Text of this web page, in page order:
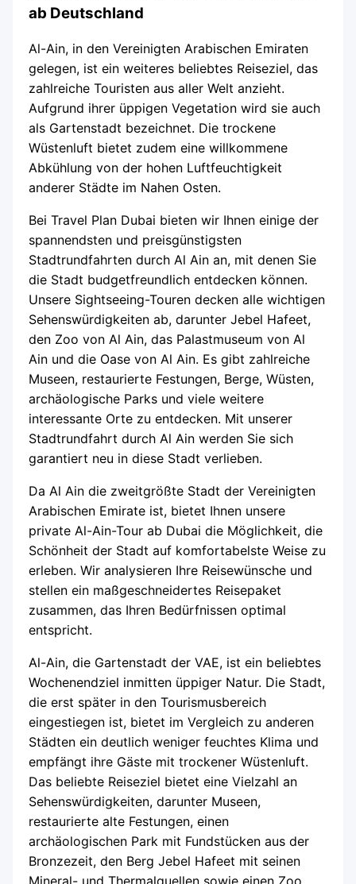
ab Deutschland
Al-Ain, in den Vereinigten Arabischen Emiraten
gelegen, ist ein weiteres beliebtes Reiseziel, das
zahlreiche Touristen aus aller Welt anzieht.
Aufgrund ihrer üppigen Vegetation wird sie auch
als Gartenstadt bezeichnet. Die trockene
Wüstenluft bietet zudem eine willkommene
Abkühlung von der hohen Luftfeuchtigkeit
anderer Städte im Nahen Osten.
Bei Travel Plan Dubai bieten wir Ihnen einige der
spannendsten und preisgünstigsten
Stadtrundfahrten durch Al Ain an, mit denen Sie
die Stadt budgetfreundlich entdecken können.
Unsere Sightseeing-Touren decken alle wichtigen
Sehenswürdigkeiten ab, darunter Jebel Hafeet,
den Zoo von Al Ain, das Palastmuseum von Al
Ain und die Oase von Al Ain. Es gibt zahlreiche
Museen, restaurierte Festungen, Berge, Wüsten,
archäologische Parks und viele weitere
interessante Orte zu entdecken. Mit unserer
Stadtrundfahrt durch Al Ain werden Sie sich
garantiert neu in diese Stadt verlieben.
Da Al Ain die zweitgrößte Stadt der Vereinigten
Arabischen Emirate ist, bietet Ihnen unsere
private Al-Ain-Tour ab Dubai die Möglichkeit, die
Schönheit der Stadt auf komfortabelste Weise zu
erleben. Wir analysieren Ihre Reisewünsche und
stellen ein maßgeschneidertes Reisepaket
zusammen, das Ihren Bedürfnissen optimal
entspricht.
Al-Ain, die Gartenstadt der VAE, ist ein beliebtes
Wochenendziel inmitten üppiger Natur. Die Stadt,
die erst später in den Tourismusbereich
eingestiegen ist, bietet im Vergleich zu anderen
Städten ein deutlich weniger feuchtes Klima und
empfängt ihre Gäste mit trockener Wüstenluft.
Das beliebte Reiseziel bietet eine Vielzahl an
Sehenswürdigkeiten, darunter Museen,
restaurierte alte Festungen, einen
archäologischen Park mit Fundstücken aus der
Bronzezeit, den Berg Jebel Hafeet mit seinen